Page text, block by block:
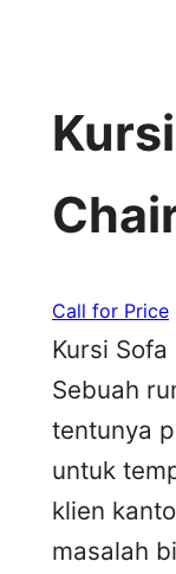
Call for Price
Kursi
Sebuah
tentunya
untuk
klien
masalah